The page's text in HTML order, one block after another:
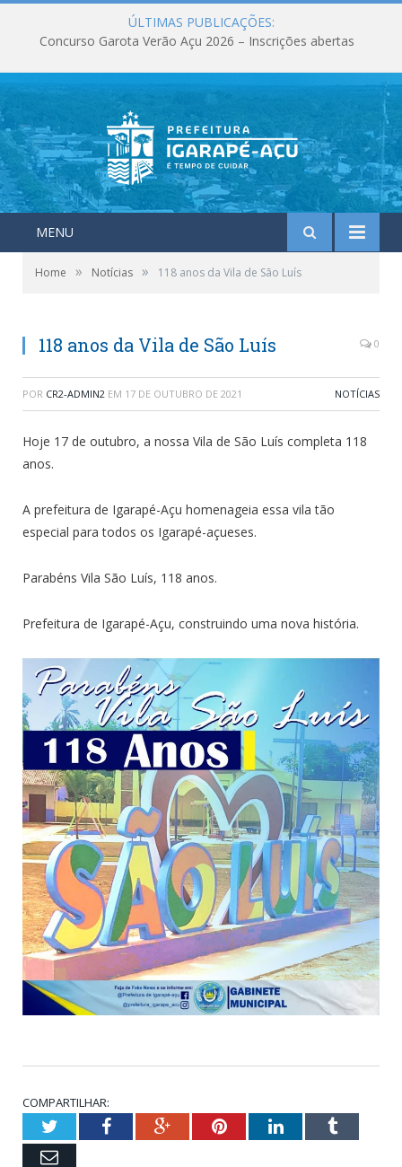
ÚLTIMAS PUBLICAÇÕES:
Concurso Garota Verão Açu 2026 – Inscrições abertas
MENU
Home » Notícias » 118 anos da Vila de São Luís
118 anos da Vila de São Luís 0
POR CR2-ADMIN2 EM 17 DE OUTUBRO DE 2021 NOTÍCIAS
Hoje 17 de outubro, a nossa Vila de São Luís completa 118
anos.
A prefeitura de Igarapé-Açu homenageia essa vila tão
especial para todos os Igarapé-açueses.
Parabéns Vila São Luís, 118 anos.
Prefeitura de Igarapé-Açu, construindo uma nova história.
COMPARTILHAR:
TwitterFacebookGoogle+PinterestLinkedInTumblr
Email